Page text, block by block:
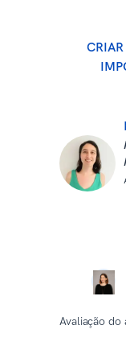
Avaliação do